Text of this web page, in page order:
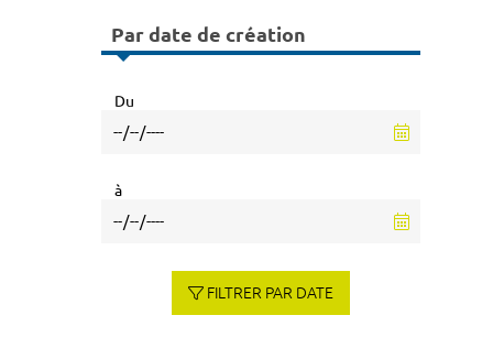
Par date de création
Du
à
FILTRER PAR DATE